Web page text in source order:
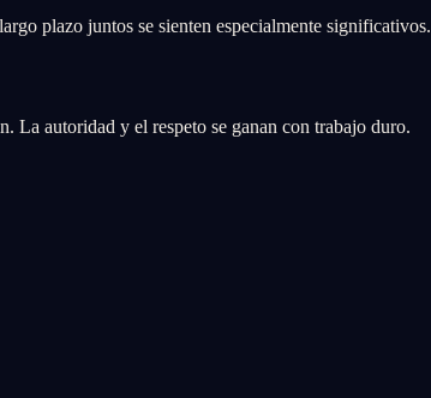
plazo juntos se sienten especialmente significativos.
La autoridad y el respeto se ganan con trabajo duro.